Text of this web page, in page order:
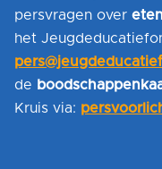
persvragen over
het
de
Kruis via: